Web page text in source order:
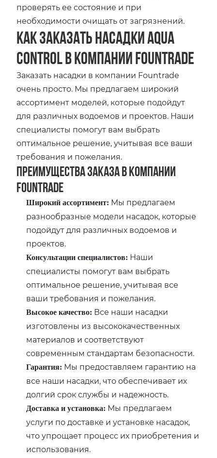
проверять ее состояние и при
необходимости очищать от загрязнений.
Как заказать насадки Aqua
Control в компании Fountrade
Заказать насадки в компании Fountrade
очень просто. Мы предлагаем широкий
ассортимент моделей, которые подойдут
для различных водоемов и проектов. Наши
специалисты помогут вам выбрать
оптимальное решение, учитывая все ваши
требования и пожелания.
Преимущества заказа в компании
Fountrade
Широкий ассортимент: Мы предлагаем
разнообразные модели насадок, которые
подойдут для различных водоемов и
проектов.
Консультации специалистов: Наши
специалисты помогут вам выбрать
оптимальное решение, учитывая все
ваши требования и пожелания.
Высокое качество: Все наши насадки
изготовлены из высококачественных
материалов и соответствуют
современным стандартам безопасности.
Гарантия: Мы предоставляем гарантию на
все наши насадки, что обеспечивает их
долгий срок службы и надежность.
Доставка и установка: Мы предлагаем
услуги по доставке и установке насадок,
что упрощает процесс их приобретения и
использования.